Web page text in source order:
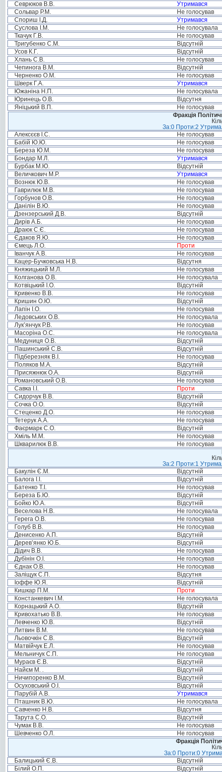
Севрюков В.В.
Утримався
Сольвар Р.М.
Не голосував
Спориш І.Д.
Утримався
Суслова І.М.
Не голосувала
Ткачук Г.В.
Не голосував
Тригубенко С.М.
Відсутній
Усов К.Г.
Відсутній
Хлань С.В.
Не голосував
Чепинога В.М.
Відсутній
Черненко О.М.
Не голосував
Шверк Г.А.
Утримався
Южаніна Н.П.
Не голосувала
Юринець О.В.
Відсутня
Яніцький В.П.
Не голосував
Фракція
За:0 Проти:2
Алексєєв І.С.
Не голосував
Бабій Ю.Ю.
Не голосував
Береза Ю.М.
Не голосував
Бондар М.Л.
Утримався
Бурбак М.Ю.
Відсутній
Величкович М.Р.
Утримався
Вознюк Ю.В.
Не голосував
Гаврилюк М.В.
Не голосував
Горбунов О.В.
Не голосував
Данілін В.Ю.
Не голосував
Дзензерський Д.В.
Відсутній
Дирів А.Б.
Не голосував
Драюк С.Є.
Не голосував
Єдаков Я.Ю.
Не голосував
Ємець Л.О.
Проти
Іванчук А.В.
Не голосував
Кацер-Бучковська Н.В.
Відсутня
Княжицький М.Л.
Не голосував
Колганова О.В.
Не голосувала
Котвіцький І.О.
Відсутній
Кривенко В.В.
Не голосував
Кришин О.Ю.
Відсутній
Лапін І.О.
Не голосував
Ледовських О.В.
Не голосувала
Лук’янчук Р.В.
Не голосував
Масоріна О.С.
Не голосувала
Медуниця О.В.
Відсутній
Пашинський С.В.
Відсутній
Підберезняк В.І.
Не голосував
Поляков М.А.
Відсутній
Присяжнюк О.А.
Відсутній
Романовський О.В.
Не голосував
Савка І.І.
Проти
Сидорчук В.В.
Відсутній
Сочка О.О.
Відсутній
Стеценко Д.О.
Не голосував
Тетерук А.А.
Не голосував
Фаєрмарк С.О.
Відсутній
Хміль М.М.
Не голосував
Шкварилюк В.В.
Не голосував
За:2 Проти:1
Бакулін Є.М.
Відсутній
Балога І.І.
Відсутній
Батенко Т.І.
Не голосував
Береза Б.Ю.
Відсутній
Бойко Ю.А.
Відсутній
Веселова Н.В.
Не голосувала
Герега О.В.
Не голосував
Голуб В.В.
Не голосував
Денисенко А.П.
Відсутній
Дерев’янко Ю.Б.
Відсутній
Дідич В.В.
Не голосував
Дубінін О.І.
Не голосував
Єднак О.В.
Не голосував
Заліщук С.П.
Відсутня
Іоффе Ю.Я.
Відсутній
Кишкар П.М.
Проти
Констанкевич І.М.
Не голосувала
Корнацький А.О.
Відсутній
Кривохатько В.В.
Не голосував
Левченко Ю.В.
Відсутній
Литвин В.М.
Не голосував
Льовочкін С.В.
Відсутній
Матвійчук Е.Л.
Не голосував
Мельничук С.П.
Не голосував
Мураєв Є.В.
Відсутній
Найєм М. .
Відсутній
Ничипоренко В.М.
Відсутній
Осуховський О.І.
Відсутній
Парубій А.В.
Утримався
Пташник В.Ю.
Не голосувала
Савченко Н.В.
Відсутня
Тарута С.О.
Відсутній
Чумак В.В.
Не голосував
Шевченко О.Л.
Не голосував
Фракція
За:0 Проти:0
Балицький Є.В.
Відсутній
Білий О.П.
Відсутній